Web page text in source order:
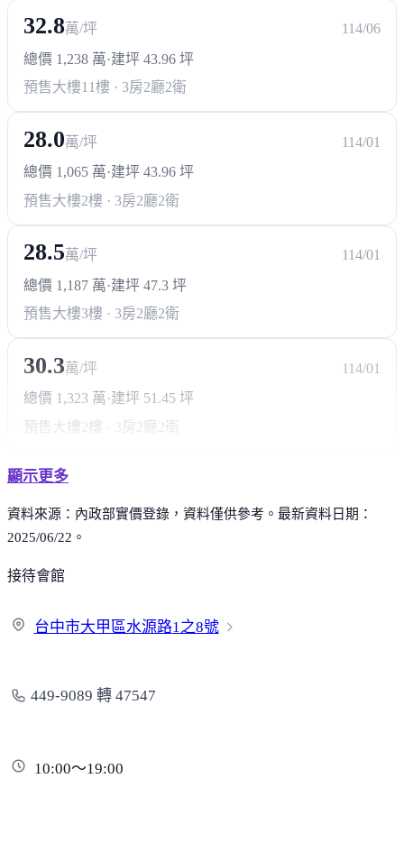
32.8萬/坪
114/06
總價 1,238 萬·建坪 43.96 坪
預售大樓11樓 · 3房2廳2衛
28.0萬/坪
114/01
總價 1,065 萬·建坪 43.96 坪
預售大樓2樓 · 3房2廳2衛
28.5萬/坪
114/01
總價 1,187 萬·建坪 47.3 坪
預售大樓3樓 · 3房2廳2衛
30.3萬/坪
114/01
總價 1,323 萬 ·建坪 51.45 坪
預售大樓 2樓 · 3房2廳2衛
顯示更多
資料來源：內政部實價登錄，資料僅供參考。最新資料日期：
2025/06/22。
接待會館
台中市大甲區水源路1之8號
449-9089 轉 47547
10:00～19:00